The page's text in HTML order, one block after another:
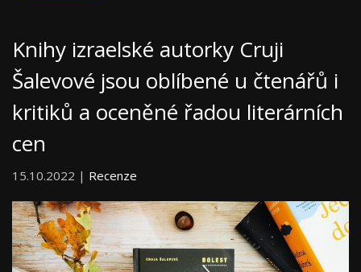
Knihy izraelské autorky Cruji
Šalevové jsou oblíbené u čtenářů i
kritiků a oceněné řadou literárních
cen
15.10.2022 | Recenze